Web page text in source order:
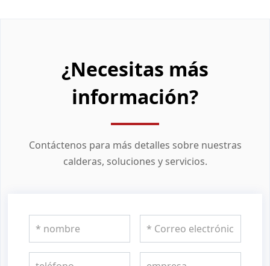
¿Necesitas más
información?
Contáctenos para más detalles sobre nuestras
calderas, soluciones y servicios.